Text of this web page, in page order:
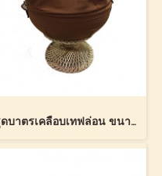
ชุดบาตรเคลือบเทฟล่อน ขนาด 7 นิ้ว (Teflon Coated Monk Bowl Set 7 inches)